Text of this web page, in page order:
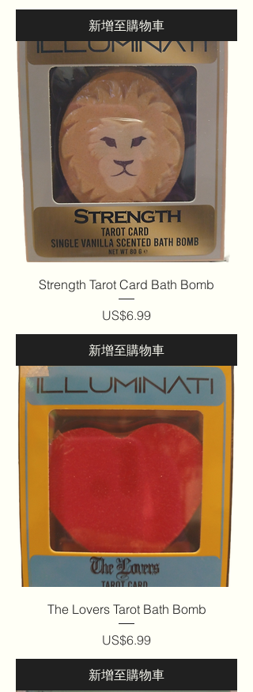
新增至購物車
Strength Tarot Card Bath Bomb
價格
US$6.99
新增至購物車
The Lovers Tarot Bath Bomb
價格
US$6.99
新增至購物車